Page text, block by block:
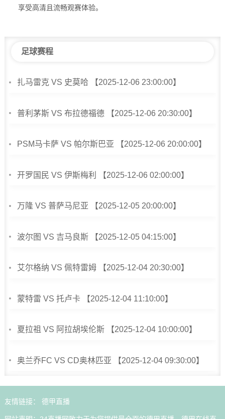
享受高清且流畅观赛体验。
足球赛程
扎马雷克 VS 史莫哈 【2025-12-06 23:00:00】
普利茅斯 VS 布拉德福德 【2025-12-06 20:30:00】
PSM马卡萨 VS 帕尔斯巴亚 【2025-12-06 20:00:00】
开罗国民 VS 伊斯梅利 【2025-12-06 02:00:00】
万隆 VS 普萨马尼亚 【2025-12-05 20:00:00】
波尔图 VS 吉马良斯 【2025-12-05 04:15:00】
艾尔格纳 VS 佩特雷姆 【2025-12-04 20:30:00】
蒙特雷 VS 托卢卡 【2025-12-04 11:10:00】
夏拉祖 VS 阿拉胡埃伦斯 【2025-12-04 10:00:00】
奥兰乔FC VS CD奥林匹亚 【2025-12-04 09:30:00】
友情链接： 德甲直播